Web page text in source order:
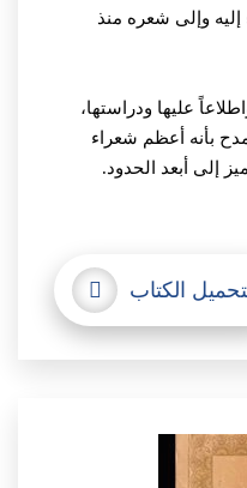
إليه وإلى شعره منذ
عليها ودراستها،
بأنه أعظم شعراء
إلى أبعد الحدود.
الكتاب